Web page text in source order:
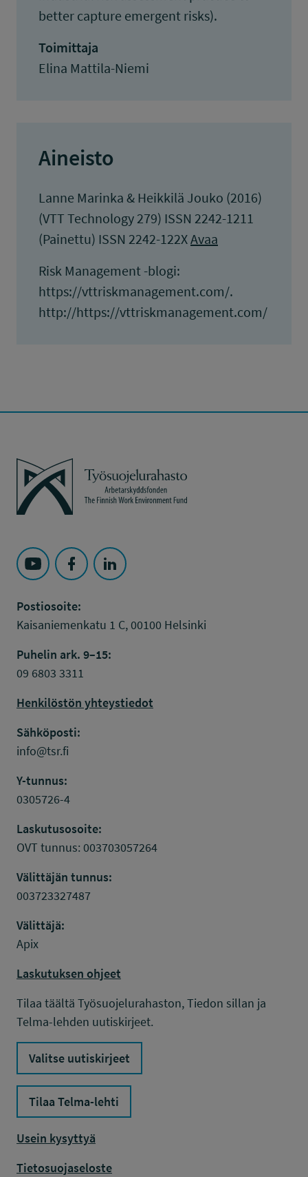
better capture emergent risks).
Toimittaja
Elina Mattila-Niemi
Aineisto
Lanne Marinka & Heikkilä Jouko (2016)
(VTT Technology 279) ISSN 2242-1211
(Painettu) ISSN 2242-122XAvaa
Risk Management -blogi:
https://vttriskmanagement.com/.
http://https://vttriskmanagement.com/
Työsuojelurahasto
Seuraa Työsuojelurahasto kohteessa: YouTube
Seuraa Työsuojelurahasto kohteessa:
Seuraa Työsuojelurahasto kohteessa:
Postiosoite:
Kaisaniemenkatu 1 C, 00100 Helsinki
Puhelin ark. 9–15:
09 6803 3311
Henkilöstön yhteystiedot
Sähköposti:
info@tsr.fi
Y-tunnus:
0305726-4
Laskutusosoite:
OVT tunnus: 003703057264
Välittäjän tunnus:
003723327487
Välittäjä:
Apix
Laskutuksen ohjeet
Tilaa täältä Työsuojelurahaston, Tiedon sillan ja
Telma-lehden uutiskirjeet.
Valitse uutiskirjeet
Tilaa Telma-lehti
Usein kysyttyä
Tietosuojaseloste